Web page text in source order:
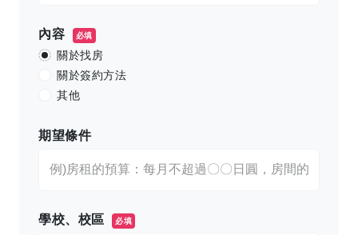
內容 必填
關於找房
關於簽約方法
其他
期望條件
學校、校區 必填